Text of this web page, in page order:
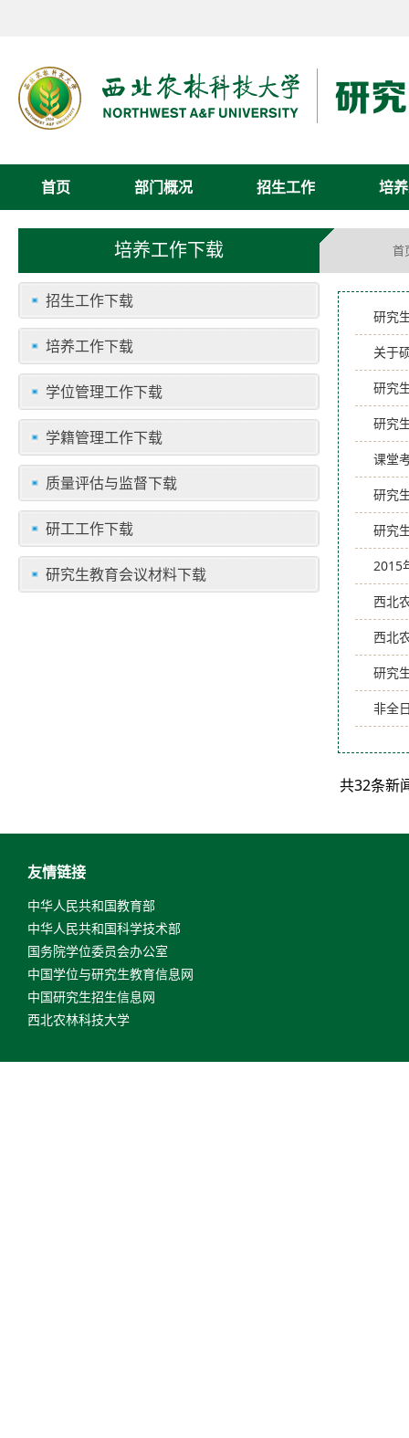
首页 部门概况 招生工作 培
培养工作下载 首
招生工作下载
培养工作下载
学位管理工作下载
学籍管理工作下载
质量评估与监督下载
研工工作下载
研究生教育会议材料下载
研究
关于
研究
研究
课堂
研究
研究
2015
西北
西北
研究
非全
共32条新
友情链接
中华人民共和国教育部
中华人民共和国科学技术部
国务院学位委员会办公室
中国学位与研究生教育信息网
中国研究生招生信息网
西北农林科技大学